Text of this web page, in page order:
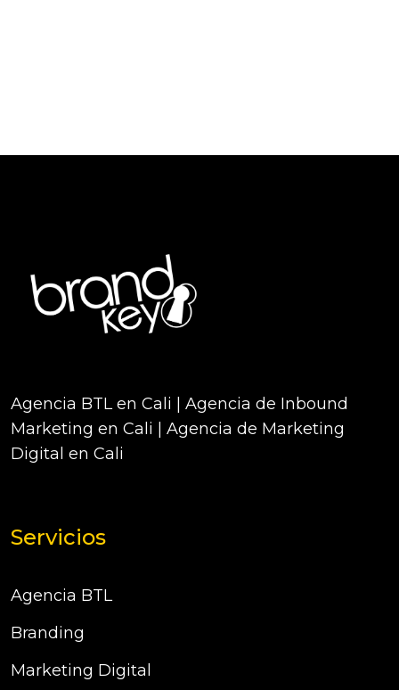
Agencia BTL en Cali | Agencia de Inbound
Marketing en Cali | Agencia de Marketing
Digital en Cali
Servicios
Agencia BTL
Branding
Marketing Digital